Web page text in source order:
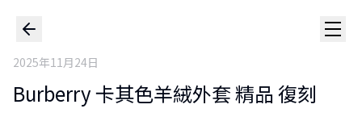
2025年11月24日
Burberry 卡其色羊絨外套 精品 復刻